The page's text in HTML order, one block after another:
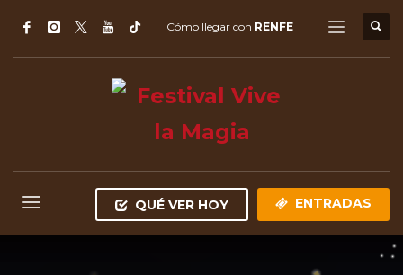
Cómo llegar con RENFE
QUÉ VER HOY ENTRADAS